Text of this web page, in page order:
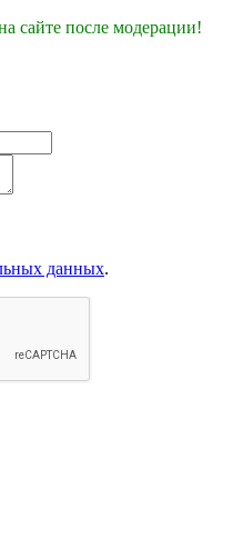
сайте после модерации!
данных.